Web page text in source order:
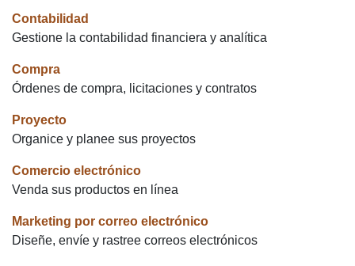
Contabilidad
Gestione la contabilidad financiera y analítica
Compra
Órdenes de compra, licitaciones y contratos
Proyecto
Organice y planee sus proyectos
Comercio electrónico
Venda sus productos en línea
Marketing por correo electrónico
Diseñe, envíe y rastree correos electrónicos